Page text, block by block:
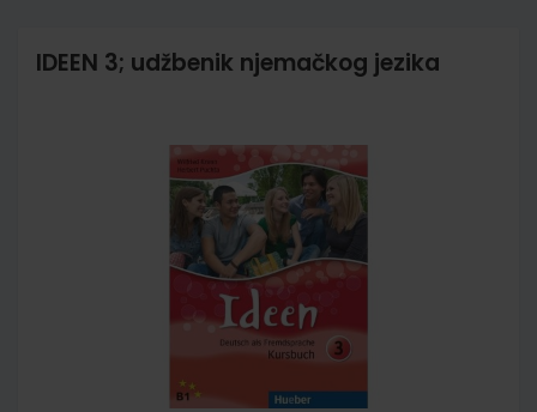
IDEEN 3; udžbenik njemačkog jezika